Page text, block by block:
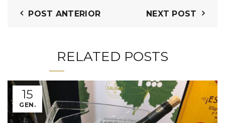
POST ANTERIOR NEXT POST
RELATED POSTS
15
GEN.